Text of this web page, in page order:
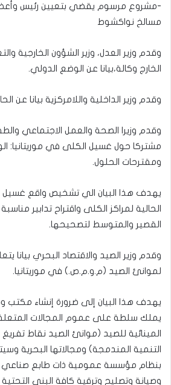
-مشروع مرسوم يقضي بتعيين رئيس
مسالخ نواكشوط
وقدم وزير العدل، وزير الشؤون الخارجية
الخارج وكالة،بيانا عن الوضع الدولي.
وقدم وزير الداخلية واللامركزية بيانا عن
وقدم وزيرا الصحة والعمل الاجتماعي
مشتركا حول غسيل الكلى في موريتانيا:
ومقترحات الحلول.
يهدف هذا البيان الي تشخيص واقع غسيل
الحالية لمراكز الكلى واقتراح تدابير
القصير والمتوسط لتصحيحها.
وقدم وزير الصيد والاقتصاد البحري بيانا
لموانئ الصيد (م.و.م.ص.) في موريتانيا.
يهدف هذا البيان إلى ضرورة إنشاء مكتب
يملك سلطة على عموم المجالات
المينائية للصيد (موانئ الصيد نقاط
التنمية المندمجة) ومجالاتها البحرية
بنظام مؤسسة عمومية ذات طابع صناعي
وصيانة وتصليح وترقية كافة البنى التحتية